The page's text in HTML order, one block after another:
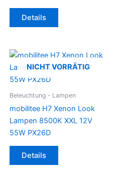
Details
NICHT VORRÄTIG
Beleuchtung - Lampen
mobilitee H7 Xenon Look
Lampen 8500K XXL 12V
55W PX26D
Details